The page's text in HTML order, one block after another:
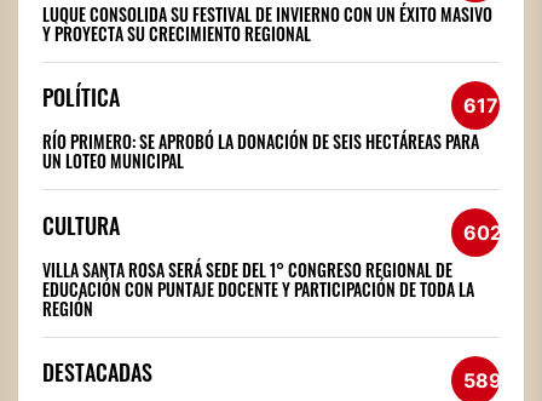
LUQUE CONSOLIDA SU FESTIVAL DE INVIERNO CON UN ÉXITO MASIVO
Y PROYECTA SU CRECIMIENTO REGIONAL
POLÍTICA 617
RÍO PRIMERO: SE APROBÓ LA DONACIÓN DE SEIS HECTÁREAS PARA
UN LOTEO MUNICIPAL
CULTURA 602
VILLA SANTA ROSA SERÁ SEDE DEL 1° CONGRESO REGIONAL DE
EDUCACIÓN CON PUNTAJE DOCENTE Y PARTICIPACIÓN DE TODA LA
REGIÓN
DESTACADAS 589